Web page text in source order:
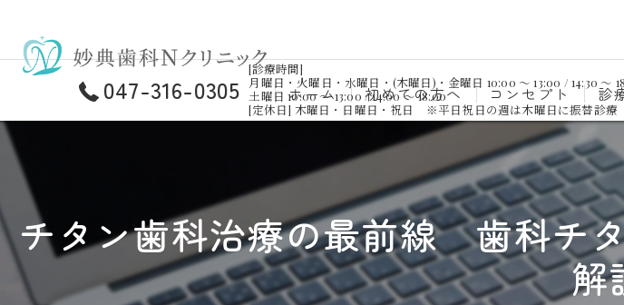
ホーム 初めての方へ コンセプト 診
む
小
口
ホ
チタン歯科治療の最前線 歯科チ
解
047-316-0305
[診療時間]
月曜日・火曜日・水曜日・(木曜日)・金曜日 10:00 ～ 13:00 / 14:30 ～
土曜日 10:00 ～ 13:00 / 14:00 ～ 18:00
[定休日] 木曜日・日曜日・祝日 ※平日祝日の週は木曜日に振替診療